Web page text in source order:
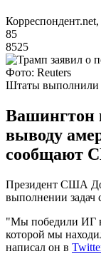
85
8525
Фото: Reuters
Штаты выполнили
Вашингтон
выводу
сообщают
Президент США
выполнении задач
"Мы победили ИГ
которой мы
написал он в